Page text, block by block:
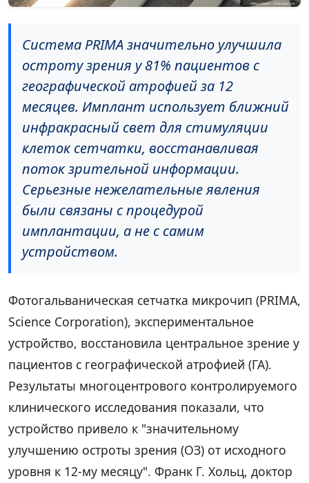
Система PRIMA значительно улучшила
остроту зрения у 81% пациентов с
географической атрофией за 12
месяцев. Имплант использует ближний
инфракрасный свет для стимуляции
клеток сетчатки, восстанавливая
поток зрительной информации.
Серьезные нежелательные явления
были связаны с процедурой
имплантации, а не с самим
устройством.
Фотогальваническая сетчатка микрочип (PRIMA,
Science Corporation), экспериментальное
устройство, восстановила центральное зрение у
пациентов с географической атрофией (ГА).
Результаты многоцентрового контролируемого
клинического исследования показали, что
устройство привело к "значительному
улучшению остроты зрения (ОЗ) от исходного
уровня к 12-му месяцу". Франк Г. Хольц, доктор